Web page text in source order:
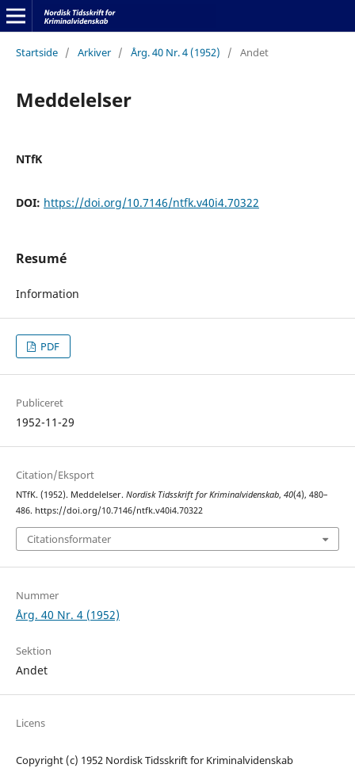
Startside / Arkiver / Årg. 40 Nr. 4 (1952) / Andet
Meddelelser
NTfK
DOI: https://doi.org/10.7146/ntfk.v40i4.70322
Resumé
Information
PDF
Publiceret
1952-11-29
Citation/Eksport
NTfK. (1952). Meddelelser. Nordisk Tidsskrift for Kriminalvidenskab, 40(4), 480–
486. https://doi.org/10.7146/ntfk.v40i4.70322
Citationsformater
Nummer
Årg. 40 Nr. 4 (1952)
Sektion
Andet
Licens
Copyright (c) 1952 Nordisk Tidsskrift for Kriminalvidenskab